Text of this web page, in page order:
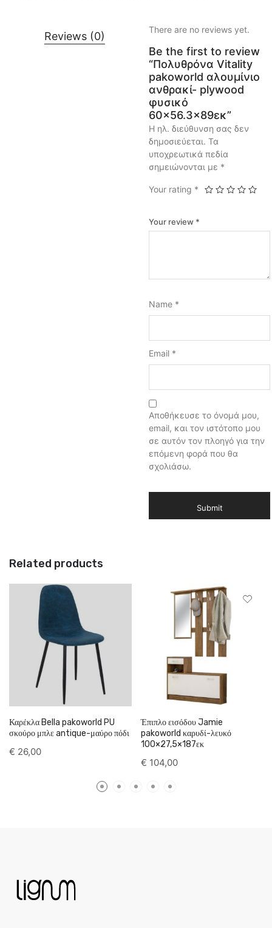
Reviews (0)
There are no reviews yet.
Be the first to review
“Πολυθρόνα Vitality
pakoworld αλουμίνιο
ανθρακί- plywood
φυσικό
60×56.3×89εκ”
Η ηλ. διεύθυνση σας δεν
δημοσιεύεται. Τα
υποχρεωτικά πεδία
σημειώνονται με *
Your rating *
Your review *
Name *
Email *
Αποθήκευσε το όνομά μου,
email, και τον ιστότοπο μου
σε αυτόν τον πλοηγό για την
επόμενη φορά που θα
σχολιάσω.
Related products
Καρέκλα Bella pakoworld PU
σκούρο μπλε antique-μαύρο πόδι
€ 26,00
Έπιπλο εισόδου Jamie
pakoworld καρυδί-λευκό
100×27,5×187εκ
€ 104,00